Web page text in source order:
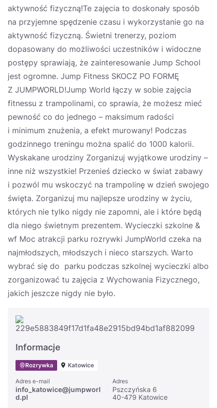
aktywność fizyczną!Te zajęcia to doskonały sposób
na przyjemne spędzenie czasu i wykorzystanie go na
aktywność fizyczną. Świetni trenerzy, poziom
dopasowany do możliwości uczestników i widoczne
postępy sprawiają, że zainteresowanie Jump School
jest ogromne. Jump Fitness SKOCZ PO FORMĘ
Z JUMPWORLD!Jump World łączy w sobie zajęcia
fitnessu z trampolinami, co sprawia, że możesz mieć
pewność co do jednego – maksimum radości
i minimum znużenia, a efekt murowany! Podczas
godzinnego treningu można spalić do 1000 kalorii.
Wyskakane urodziny Zorganizuj wyjątkowe urodziny –
inne niż wszystkie! Przenieś dziecko w świat zabawy
i pozwól mu wskoczyć na trampolinę w dzień swojego
święta. Zorganizuj mu najlepsze urodziny w życiu,
których nie tylko nigdy nie zapomni, ale i które będą
dla niego świetnym prezentem. Wycieczki szkolne &
wf Moc atrakcji parku rozrywki JumpWorld czeka na
najmłodszych, młodszych i nieco starszych. Warto
wybrać się do parku podczas szkolnej wycieczki albo
zorganizować tu zajęcia z Wychowania Fizycznego,
jakich jeszcze nigdy nie było.
Informacje
Rozrywka Katowice
Adres e-mail
info_katowice@jumpworl
d.pl
Adres
Pszczyńska 6
40-479 Katowice